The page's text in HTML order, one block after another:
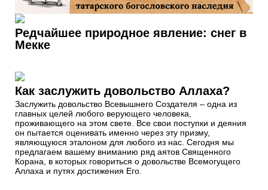
Редчайшее природное явление: снег в
Мекке
Как заслужить довольство Аллаха?
Заслужить довольство Всевышнего Создателя – одна из
главных целей любого верующего человека,
проживающего на этом свете. Все свои поступки и деяния
он пытается оценивать именно через эту призму,
являющуюся эталоном для любого из нас. Сегодня мы
предлагаем вашему вниманию ряд аятов Священного
Корана, в которых говориться о довольстве Всемогущего
Аллаха и путях достижения Его.